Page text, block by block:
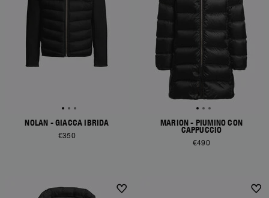
NOLAN - GIACCA IBRIDA
€350
MARION - PIUMINO CON
CAPPUCCIO
€490
NEW ARRIVALS